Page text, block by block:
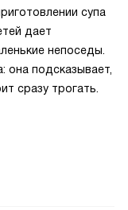
супа
дает
непоседы.
она подсказывает,
сразу трогать.